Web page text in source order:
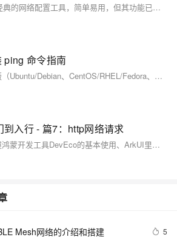
虽然 `ifconfig`作为一个经典的网络配置工具，简单易用，但其功能已经不能满足现代网络配置的需求。相比之下，`ip`命令不仅功能全面，而且提供了一致且简洁的语法，适用于各种网络配置场景。因此，在实际使用中，推荐逐步过渡到 `ip`命令，以更好地适应现代网络管理需求。
ping 命令指南
如何在不同 Linux 发行版（Ubuntu/Debian、CentOS/RHEL/Fedora、Arch Linux、openSUSE、Alpine Linux）上安装 `ping` 命令，详细列出各发行版的安装步骤和验证方法，帮助系统管理员和网络工程师快速排查网络问题。
入行 - 篇7：http网络请求
在本篇文章里，您将掌握鸿蒙开发工具DevEco的基本使用、ArkUI里的基础组件，并通过制作一个简单界面掌握使用
Mesh网络的介绍和搭建 5